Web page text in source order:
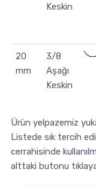
Keskin
20
mm
3/8
Aşağı
Keskin
Ürün yelpazemiz
Listede sık tercih
cerrahisinde
alttaki butonu